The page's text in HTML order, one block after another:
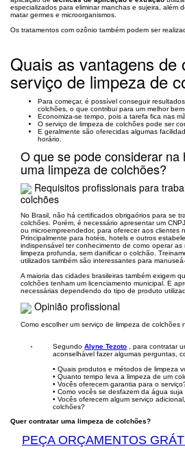
especializados para eliminar manchas e sujeira, além
matar germes e microorganismos.
Os tratamentos com ozônio também podem ser
Quais as vantagens de
serviço de limpeza de
Para começar, é possível conseguir
colchões, o que contribui para um melhor
Economiza-se tempo, pois a tarefa fica nas
O serviço de limpeza de colchões pode ser
E geralmente são oferecidas algumas
horário.
O que se pode considerar na
uma limpeza de colchões?
Requisitos profissionais para
colchões
No Brasil, não há certificados obrigaórios para se
colchões. Porém, é necessário apresentar um
ou microempreendedor, para oferecer aos clientes
Principalmente para hotéis, hotels e outros
indispensável ter conhecimento de como operar as
limpeza profunda, sem danificar o colchão.
utilizados também são interessantes para
A maioria das cidades brasileiras também exigem
colchões tenham um licenciamento municipal. E
necessárias dependendo do tipo de produto
Opinião profissional
Como escolher um serviço de limpeza de colchões
SegundoAlyne Tezoto
, para contratar
aconselhável fazer algumas perguntas,
• Quais produtos e métodos de limpeza
• Quanto tempo leva a limpeza de um
• Vocês oferecem garantia para o
• Como vocês se desfazem da água
• Vocês oferecem algum serviço
colchões?
Quer contratar uma limpeza de colchões?
PEÇA ORÇAMENTOS